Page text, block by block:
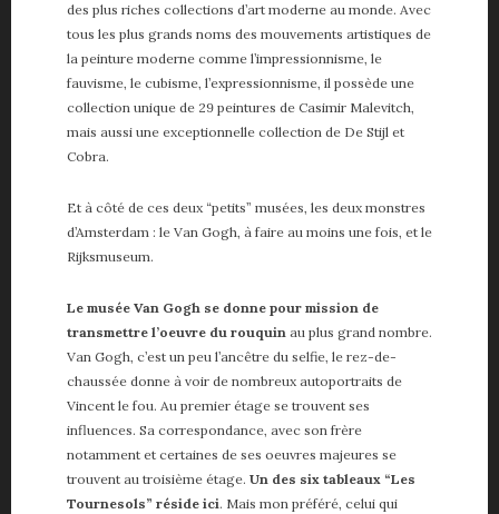
des plus riches collections d’art moderne au monde. Avec
tous les plus grands noms des mouvements artistiques de
la peinture moderne comme l’impressionnisme, le
fauvisme, le cubisme, l’expressionnisme, il possède une
collection unique de 29 peintures de Casimir Malevitch,
mais aussi une exceptionnelle collection de De Stijl et
Cobra.
Et à côté de ces deux “petits” musées, les deux monstres
d’Amsterdam : le Van Gogh, à faire au moins une fois, et le
Rijksmuseum.
Le musée Van Gogh se donne pour mission de
transmettre l’oeuvre du rouquin au plus grand nombre.
Van Gogh, c’est un peu l’ancêtre du selfie, le rez-de-
chaussée donne à voir de nombreux autoportraits de
Vincent le fou. Au premier étage se trouvent ses
influences. Sa correspondance, avec son frère
notamment et certaines de ses oeuvres majeures se
trouvent au troisième étage. Un des six tableaux “Les
Tournesols” réside ici. Mais mon préféré, celui qui